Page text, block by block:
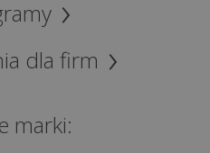
dla firm
marki: